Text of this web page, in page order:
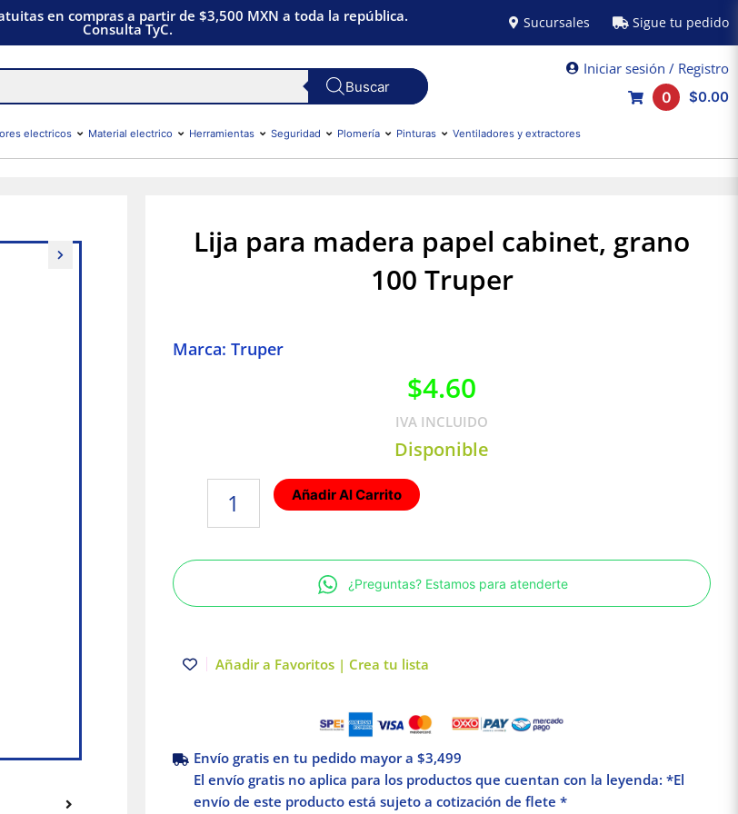
en compras a partir de $3,500 MXN a toda la república.
Consulta TyC. Sucursales Sigue tu pedido
Iniciar sesión / Registro
0
$0.00
electricos Material electrico Herramientas Seguridad Plomería Pinturas Ventiladores y extractores
Lija para madera papel cabinet, grano
100 Truper
Marca: Truper
$4.60
IVA INCLUIDO
Disponible
madera
cabinet,
grano
cantidad
Añadir Al Carrito
¿Preguntas? Estamos para atenderte
Añadir a Favoritos | Crea tu lista
Envío gratis en tu pedido mayor a $3,499
El envío gratis no aplica para los productos que cuentan con la leyenda: *El
envío de este producto está sujeto a cotización de flete *